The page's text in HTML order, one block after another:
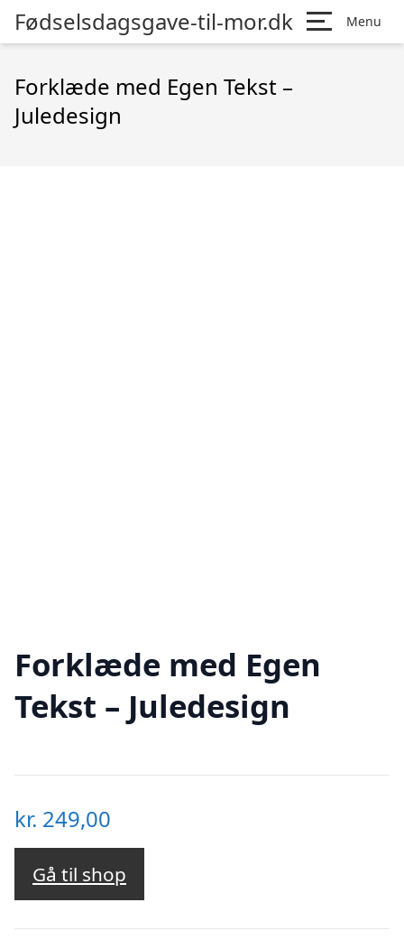
Fødselsdagsgave-til-mor.dk Menu
Forklæde med Egen Tekst –
Juledesign
Forklæde med Egen
Tekst – Juledesign
kr. 249,00
Gå til shop